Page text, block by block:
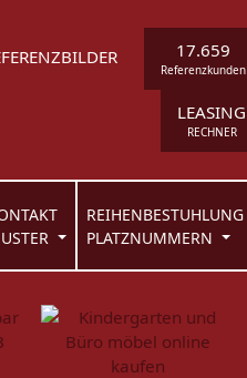
17.659
Referenzkunden
LEASING
RECHNER
REIHENBESTUHLUNG
PLATZNUMMERN